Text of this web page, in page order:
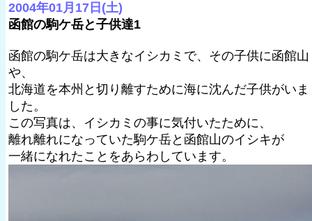
2004年01月17日(土)
函館の駒ケ岳と子供達1
函館の駒ケ岳は大きなイシカミで、その子供に函館山
や、
北海道を本州と切り離すために海に沈んだ子供がいま
した。
この写真は、イシカミの事に気付いたために、
離れ離れになっていた駒ケ岳と函館山のイシキが
一緒になれたことをあらわしています。